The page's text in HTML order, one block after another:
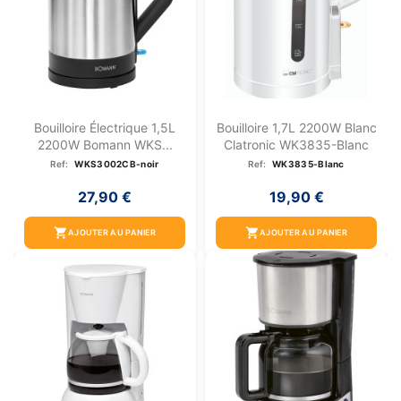
Bouilloire Électrique 1,5L
2200W Bomann WKS...
Ref: WKS3002CB-noir
27,90 €
shopping_cartAJOUTER AU PANIER
Bouilloire 1,7L 2200W Blanc
Clatronic WK3835-Blanc
Ref: WK3835-Blanc
19,90 €
shopping_cartAJOUTER AU PANIER